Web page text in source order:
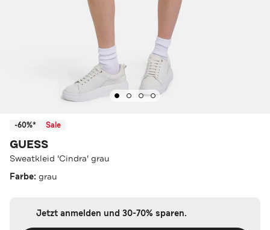
-60%* Sale
GUESS
Sweatkleid 'Cindra' grau
Farbe: grau
Jetzt anmelden und 30-70% sparen.